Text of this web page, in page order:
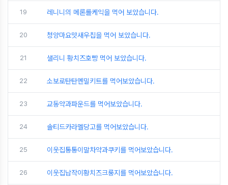
19 레니니의 메론롤케익을 먹어 보았습니다.
20 청양마요맛새우칩을 먹어 보았습니다.
21 샐리니 황치즈호빵 먹어 보았습니다.
22 소보로탄탄멘밀키트를 먹어보았습니다.
23 교동약과파운드를 먹어보았습니다.
24 솔티드카라멜당고를 먹어보았습니다.
25 이웃집통통이말차약과쿠키를 먹어보았습니다.
26 이웃집납작이황치즈크룽지를 먹어보았습니다.